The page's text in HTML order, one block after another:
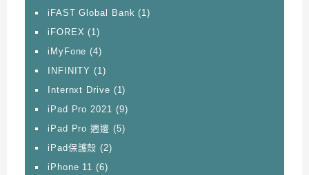
iFAST Global Bank (1)
iFOREX (1)
iMyFone (4)
INFINITY (1)
Internxt Drive (1)
iPad Pro 2021 (9)
iPad Pro 週邊 (5)
iPad保護殼 (2)
iPhone 11 (6)